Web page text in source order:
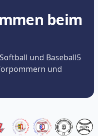
beim
und Baseball5
und